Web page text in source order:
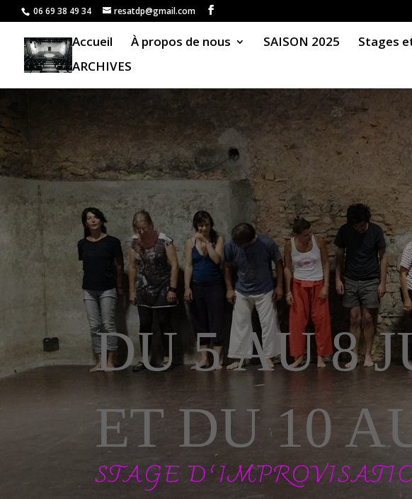
06 69 38 49 34 resatdp@gmail.com
Accueil À propos de nous SAISON 2025 Stages
ARCHIVES
DU 5 AU 8
ET DU 10
STAGE